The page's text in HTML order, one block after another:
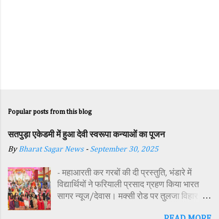
Popular posts from this blog
सतपुड़ा एकेडमी में हुआ देवी स्वरूपा कन्याओं का पूजन
ByBharat Sagar News - September 30, 2025
- महाआरती कर गरबों की दी प्रस्तुति, भंडारे में
विद्यार्थियों ने फरियाली प्रसाद ग्रहण किया भारत
सागर न्यूज/देवास। मक्सी रोड पर तुलजा विहार